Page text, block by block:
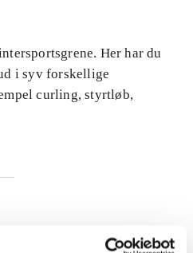
Her har du
i syv forskellige
curling, styrtløb,